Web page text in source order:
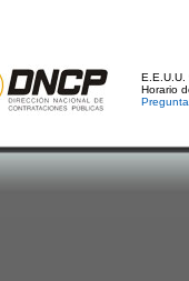
E.E.U.U.
Horario